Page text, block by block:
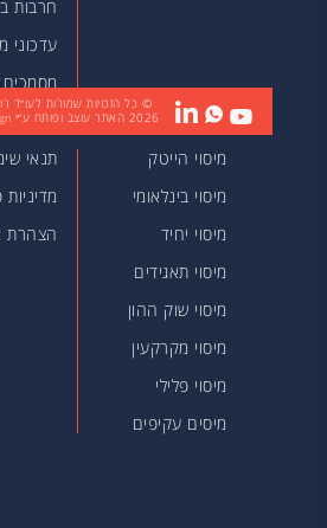
חרבות
עדכוני
מאמרים
מיסוי הייטק
מיסוי בינלאומי
מיסוי יחיד
מיסוי תאגידים
מיסוי שוק ההון
מיסוי מקרקעין
מיסוי פלילי
מיסים עקיפים
תנאי
הצהרת
© כל הזכויות שמורות לעו״ד
2026 האתר עוצב ופותח ע״י